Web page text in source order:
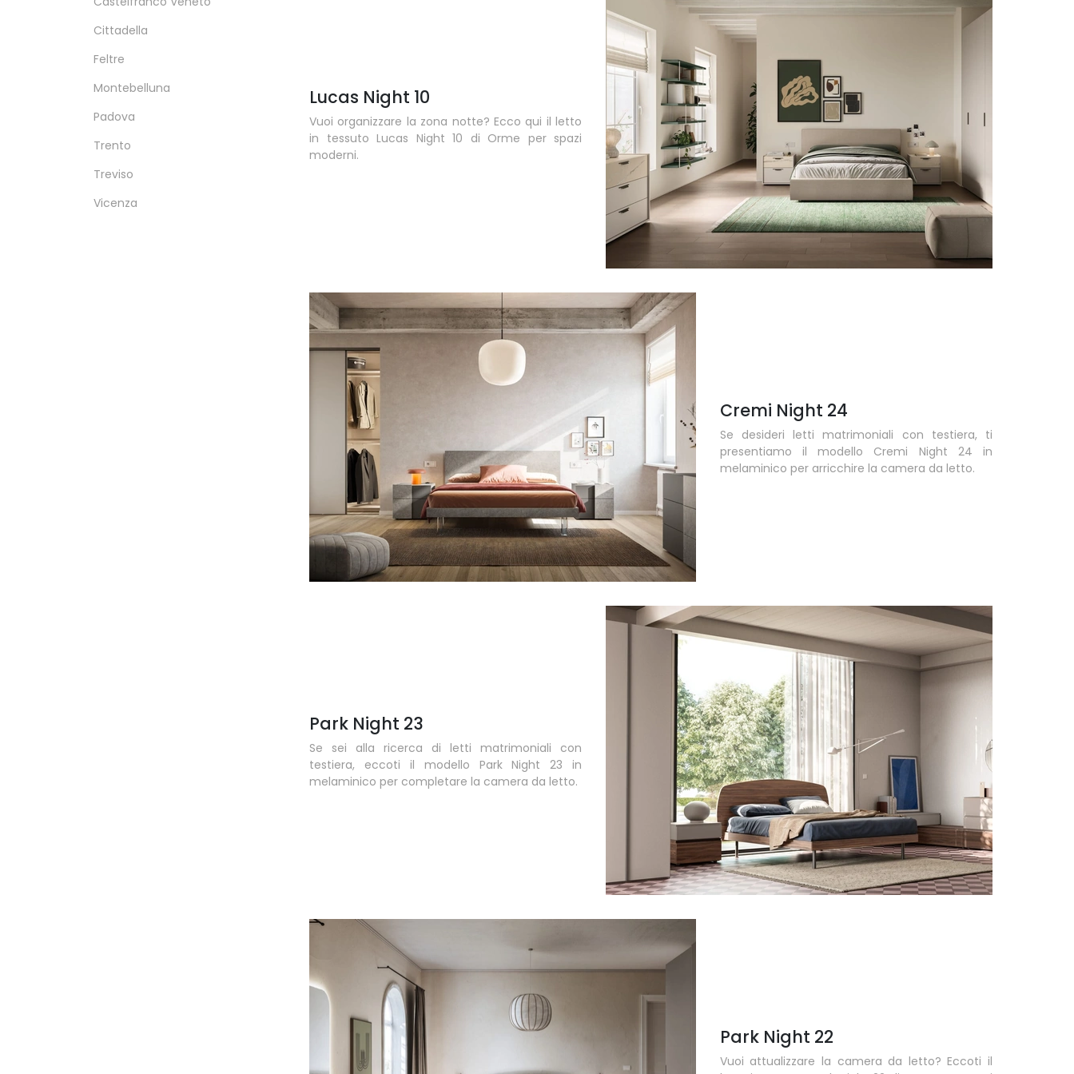
Lucas Night 10
Vuoi organizzare la zona notte? Ecco qui il letto
in tessuto Lucas Night 10 di Orme per spazi
moderni.
Cremi Night 24
Se desideri letti matrimoniali con testiera, ti
presentiamo il modello Cremi Night 24 in
melaminico per arricchire la camera da letto.
Park Night 23
Se sei alla ricerca di letti matrimoniali con
testiera, eccoti il modello Park Night 23 in
melaminico per completare la camera da letto.
Park Night 22
Vuoi attualizzare la camera da letto? Eccoti il
Cittadella
Feltre
Montebelluna
Padova
Trento
Treviso
Vicenza